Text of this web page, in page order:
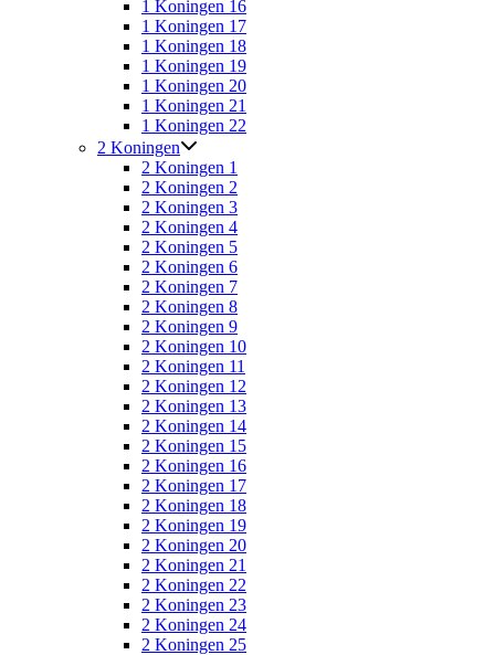
1 Koningen 16
1 Koningen 17
1 Koningen 18
1 Koningen 19
1 Koningen 20
1 Koningen 21
1 Koningen 22
2 Koningen
2 Koningen 1
2 Koningen 2
2 Koningen 3
2 Koningen 4
2 Koningen 5
2 Koningen 6
2 Koningen 7
2 Koningen 8
2 Koningen 9
2 Koningen 10
2 Koningen 11
2 Koningen 12
2 Koningen 13
2 Koningen 14
2 Koningen 15
2 Koningen 16
2 Koningen 17
2 Koningen 18
2 Koningen 19
2 Koningen 20
2 Koningen 21
2 Koningen 22
2 Koningen 23
2 Koningen 24
2 Koningen 25